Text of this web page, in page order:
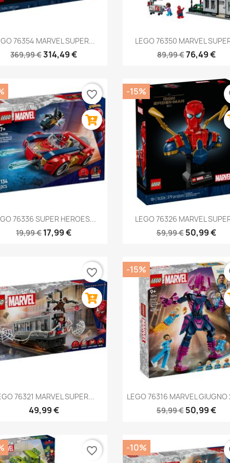
Anteprima
76354 MARVEL SUPER...
369,99 €314,49 €
Anteprima
LEGO 76350 MARVEL
89,99 €76,49 €
Anteprima
76336 SUPER HEROES...
19,99 €17,99 €
favorite_border
Anteprima
LEGO 76326 MARVEL
59,99 € 50,99 €
-15%
Anteprima
76321 MARVEL SUPER...
49,99 €
favorite_border
Anteprima
LEGO 76316 MARVEL
59,99 € 50,99 €
-15%
favorite_border -10%